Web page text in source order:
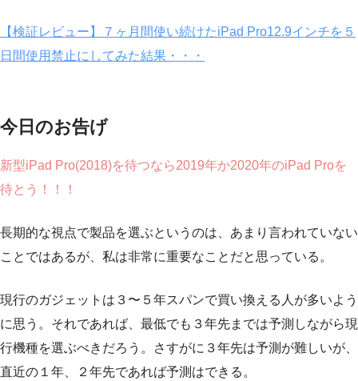
【検証レビュー】７ヶ月間使い続けたiPad Pro12.9インチを５
日間使用禁止にしてみた結果・・・
今日のお告げ
新型iPad Pro(2018)を待つなら2019年か2020年のiPad Proを
待とう！！！
長期的な視点で製品を選ぶというのは、あまり言われていない
ことではあるが、私は非常に重要なことだと思っている。
現行のガジェットは３〜５年スパンで買い換える人が多いよう
に思う。それであれば、 最低でも３年先までは予測しながら現
行機種を選ぶべきだろう 。さすがに３年先は予測が難しいが、
直近の１年、２年先であれば予測はできる。